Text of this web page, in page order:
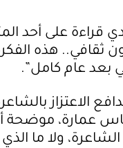
قراءة على أحد
ثقافي.. هذه
بعد عام كامل”.
الاعتزاز
عمارة، موضحة
ولا ما الذي